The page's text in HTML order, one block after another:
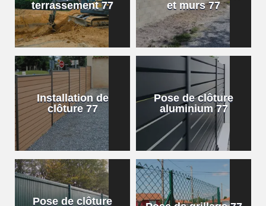
terrassement 77
et murs 77
Installation de
clôture 77
Pose de clôture
aluminium 77
Pose de clôture